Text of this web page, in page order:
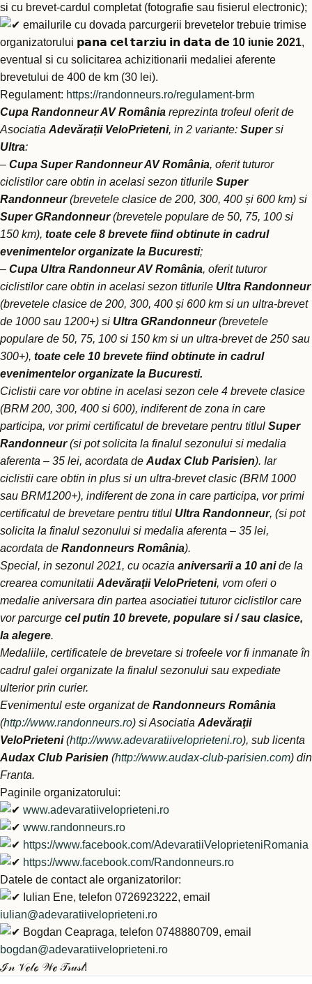
si cu brevet-cardul completat (fotografie sau fisierul electronic);
emailurile cu dovada parcurgerii brevetelor trebuie trimise
organizatorului 𝗽𝗮𝗻𝗮 𝗰𝗲𝗹 𝘁𝗮𝗿𝘇𝗶𝘂 𝗶𝗻 𝗱𝗮𝘁𝗮 𝗱𝗲 10 iunie 2021,
eventual si cu solicitarea achizitionarii medaliei aferente
brevetului de 400 de km (30 lei).
Regulament: https://randonneurs.ro/regulament-brm
Cupa Randonneur AV România reprezinta trofeul oferit de
Asociatia Adevărații VeloPrieteni, in 2 variante: Supersi
Ultra:
– Cupa Super Randonneur AV România, oferit tuturor
ciclistilor care obtin in acelasi sezon titlurile Super
Randonneur(brevetele clasice de 200, 300, 400 și 600 km) si
Super GRandonneur(brevetele populare de 50, 75, 100 si
150 km), toate cele 8 brevete fiind obtinute in cadrul
evenimentelor organizate la Bucuresti;
– Cupa Ultra Randonneur AV România, oferit tuturor
ciclistilor care obtin in acelasi sezon titlurile Ultra Randonneur
(brevetele clasice de 200, 300, 400 și 600 km si un ultra-brevet
de 1000 sau 1200+) si Ultra GRandonneur(brevetele
populare de 50, 75, 100 si 150 km si un ultra-brevet de 250 sau
300+), toate cele 10 brevete fiind obtinute in cadrul
evenimentelor organizate la Bucuresti.
Ciclistii care vor obtine in acelasi sezon cele 4 brevete clasice
(BRM 200, 300, 400 si 600), indiferent de zona in care
participa, vor primi certificatul de brevetare pentru titlul Super
Randonneur(si pot solicita la finalul sezonului si medalia
aferenta – 35 lei, acordata de Audax Club Parisien). Iar
ciclistii care obtin in plus si un ultra-brevet clasic (BRM 1000
sau BRM1200+), indiferent de zona in care participa, vor primi
certificatul de brevetare pentru titlul Ultra Randonneur, (si pot
solicita la finalul sezonului si medalia aferenta – 35 lei,
acordata de Randonneurs România).
Special, in sezonul 2021, cu ocazia aniversarii a 10 anide la
crearea comunitatii Adevăraţii VeloPrieteni, vom oferi o
medalie aniversara din partea asociatiei tuturor ciclistilor care
vor parcurge cel putin 10 brevete, populare si / sau clasice,
la alegere.
Medaliile, certificatele de brevetare si trofeele vor fi inmanate în
cadrul galei organizate la finalul sezonului sau expediate
ulterior prin curier.
Evenimentul este organizat de Randonneurs România
(http://www.randonneurs.ro) si Asociatia Adevăraţii
VeloPrieteni(http://www.adevaratiiveloprieteni.ro), sub licenta
Audax Club Parisien (http://www.audax-club-parisien.com) din
Franta.
Paginile organizatorului:
www.adevaratiiveloprieteni.ro
www.randonneurs.ro
https://www.facebook.com/AdevaratiiVeloprieteniRomania
https://www.facebook.com/Randonneurs.ro
Datele de contact ale organizatorilor:
Iulian Ene, telefon 0726923222, email
iulian@adevaratiiveloprieteni.ro
Bogdan Ceapraga, telefon 0748880709, email
bogdan@adevaratiiveloprieteni.ro
ℐ𝓃 𝒱ℯ𝓁ℴ 𝒲ℯ 𝒯𝓇𝓊𝓈𝓉!